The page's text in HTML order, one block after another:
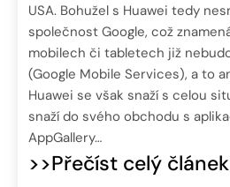
USA. Bohužel s Huawei tedy
společnost Google, což
mobilech či tabletech již
(Google Mobile Services), a to
Huawei se však snaží s celou
snaží do svého obchodu s
AppGallery…
>>Přečíst celý článek